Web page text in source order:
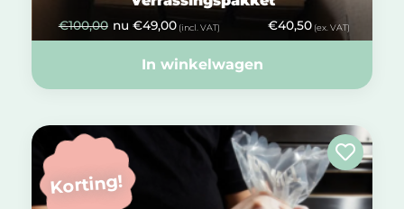
€100,00 nu €49,00(incl. VAT) €40,50 (ex. VAT)
In winkelwagen
Korting!